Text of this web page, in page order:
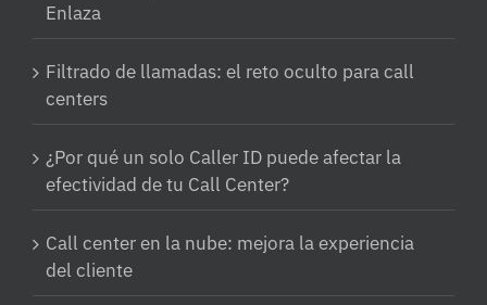
Enlaza
Filtrado de llamadas: el reto oculto para call
centers
¿Por qué un solo Caller ID puede afectar la
efectividad de tu Call Center?
Call center en la nube: mejora la experiencia
del cliente